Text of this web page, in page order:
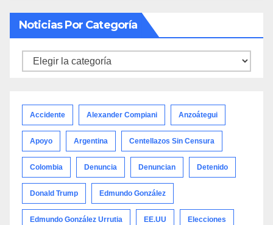
Noticias Por Categoría
Noticias
Accidente Alexander Compiani Anzoátegui
Apoyo Argentina Centellazos Sin Censura
Colombia Denuncia Denuncian Detenido
Donald Trump Edmundo González
Edmundo González Urrutia EE.UU Elecciones